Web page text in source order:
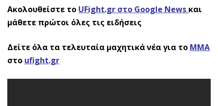
Ακολουθείστε το UFight.gr στο Google News και
μάθετε πρώτοι όλες τις ειδήσεις
Δείτε όλα τα τελευταία μαχητικά νέα για το ΜΜΑ
στο ufight.gr